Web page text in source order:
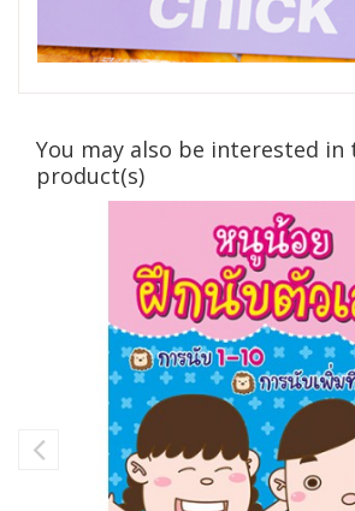
You may also be interested
product(s)